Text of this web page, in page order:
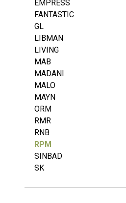
EMPRESS
FANTASTIC
GL
LIBMAN
LIVING
MAB
MADANI
MALO
MAYN
ORM
RMR
RNB
RPM
SINBAD
SK